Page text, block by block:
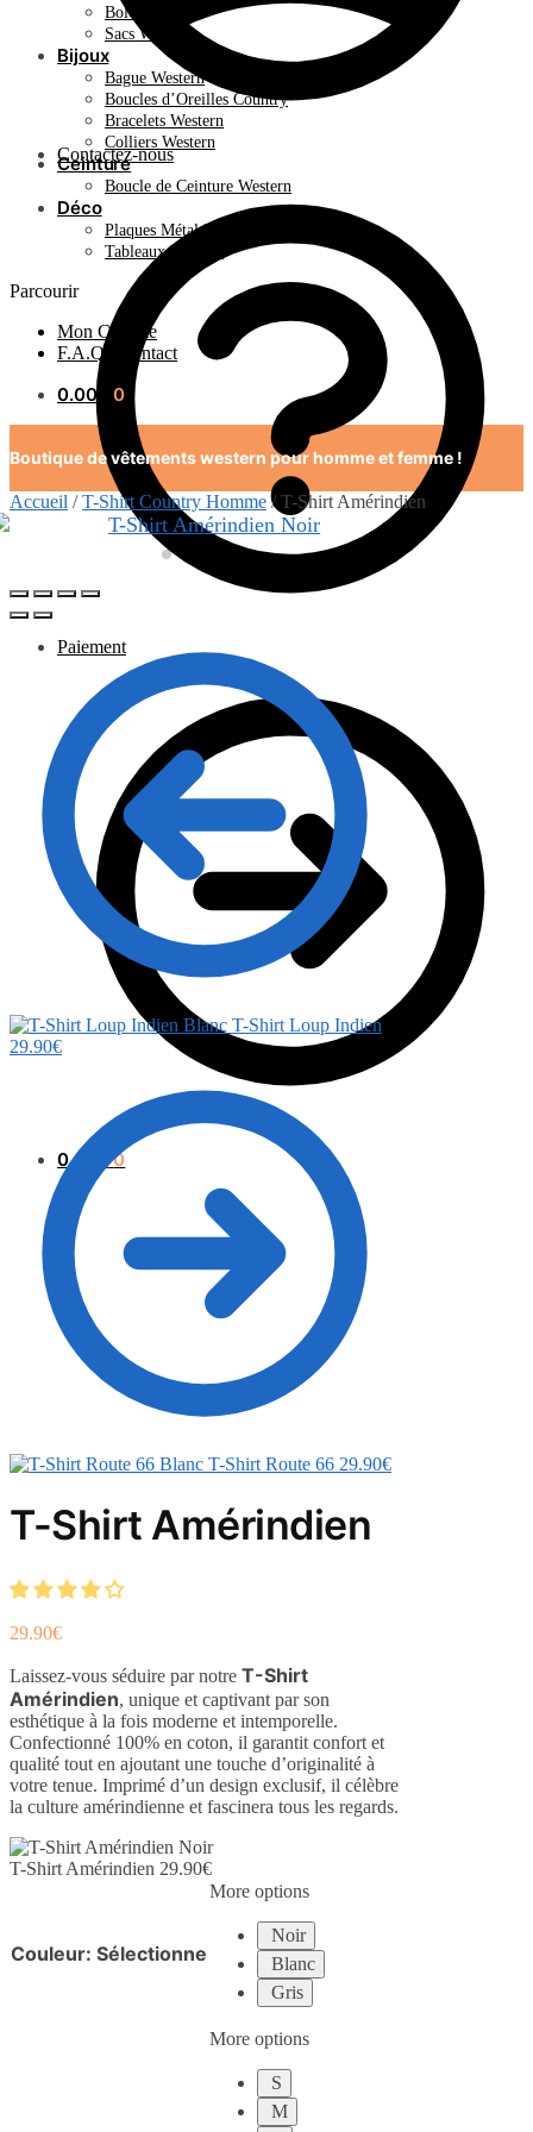
Contactez-nous
Paiement
0.00 € 0
Bolo Tie
Sacs Western
Bijoux
Bague Western
Boucles d’Oreilles Country
Bracelets Western
Colliers Western
Ceinture
Boucle de Ceinture Western
Déco
Plaques Métal Déco Américaine
Tableaux Western
Parcourir
Mon Compte
F.A.Q / Contact
0.00€ 0
Boutique de vêtements western pour homme et femme !
Accueil /T-Shirt Country Homme/ T-Shirt Amérindien
T-Shirt Loup Indien
29.90€
T-Shirt Route 66 29.90€
T-Shirt Amérindien
29.90€
Laissez-vous séduire par notre T-Shirt
Amérindien, unique et captivant par son
esthétique à la fois moderne et intemporelle.
Confectionné 100% en coton, il garantit confort et
qualité tout en ajoutant une touche d’originalité à
votre tenue. Imprimé d’un design exclusif, il célèbre
la culture amérindienne et fascinera tous les regards.
T-Shirt Amérindien 29.90€
Couleur: Sélectionne
More options
Noir
Blanc
Gris
More options
S
M